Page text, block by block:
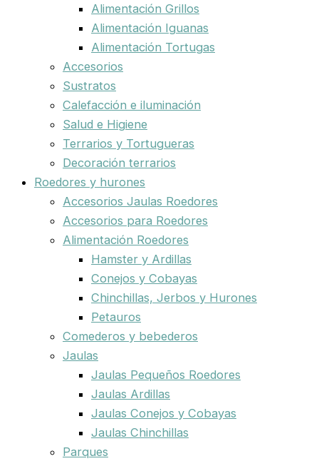
Alimentación Grillos
Alimentación Iguanas
Alimentación Tortugas
Accesorios
Sustratos
Calefacción e iluminación
Salud e Higiene
Terrarios y Tortugueras
Decoración terrarios
Roedores y hurones
Accesorios Jaulas Roedores
Accesorios para Roedores
Alimentación Roedores
Hamster y Ardillas
Conejos y Cobayas
Chinchillas, Jerbos y Hurones
Petauros
Comederos y bebederos
Jaulas
Jaulas Pequeños Roedores
Jaulas Ardillas
Jaulas Conejos y Cobayas
Jaulas Chinchillas
Parques